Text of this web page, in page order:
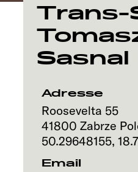
Nos
Découvrir
Trans-
Sasnal
Adresse
Roosevelta 55
41800 Zabrze
50.29648155,
Email